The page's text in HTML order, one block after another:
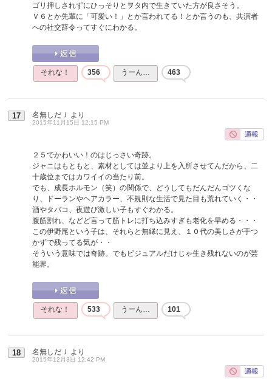
ゴリ押しされずにひっそりとヲタ内で生きていた方が良さそう。
Ｖ６とか先輩に「可愛い！」とか言われてる！とか言うのも、共演者
への社交辞令ってすぐにわかる。
それな！ 356 うーん… 463
17 名無しだＪ より
2015年11月15日 12:15 PM
２５でかわいい！のはじっさい奇跡。
ジャニはもともと、素材としては並より上を入所させてんだから、二
十歳位まではカワイイの当たり前。
でも、成長ホルモン（笑）の関係で、どうしてもだんだんゴツくな
り、ドーランやヘアカラー、不規則な生活で見た目も荒れていく・・
酒やタバコ、夜遊び激しい子もすぐわかる。
腹筋割れ、などど言って筋トレに打ち込みすぎも老化を早める・・・
この伊野尾という子は、それらと無縁に見え、１０代の美しさが手つ
かずで残ってる気が・・
そういう意味では奇跡。でもビジュアルだけじゃ生き残れないのが芸
能界。
それな！ 533 うーん… 101
18 名無しだＪ より
2015年12月3日 12:42 PM